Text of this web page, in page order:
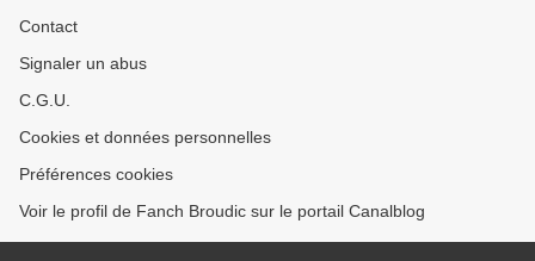
Contact
Signaler un abus
C.G.U.
Cookies et données personnelles
Préférences cookies
Voir le profil de Fanch Broudic sur le portail Canalblog